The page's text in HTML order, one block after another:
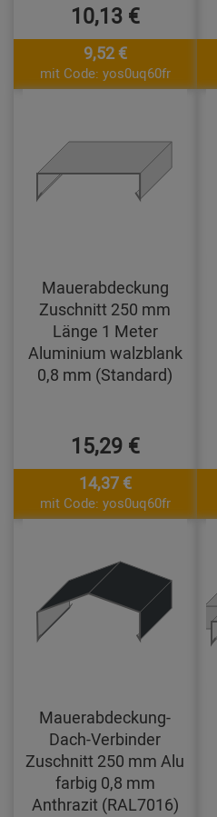
10,13 €
9,52 €
mit Code: yos0uq60fr
Mauerabdeckung
Zuschnitt 250 mm
Länge 1 Meter
Aluminium walzblank
0,8 mm (Standard)
15,29 €
14,37 €
mit Code: yos0uq60fr
Mauerabdeckung-
Dach-Verbinder
Zuschnitt 250 mm Alu
farbig 0,8 mm
Anthrazit (RAL7016)